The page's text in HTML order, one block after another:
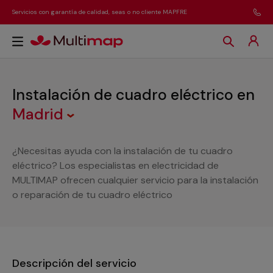
Servicios con garantía de calidad, seas o no cliente MAPFRE
Instalación de cuadro eléctrico en
Madrid
¿Necesitas ayuda con la instalación de tu cuadro
eléctrico? Los especialistas en electricidad de
MULTIMAP ofrecen cualquier servicio para la instalación
o reparación de tu cuadro eléctrico
Descripción del servicio